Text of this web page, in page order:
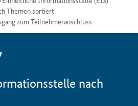
Themen sortiert
zum Teilnehmeranschluss
nach